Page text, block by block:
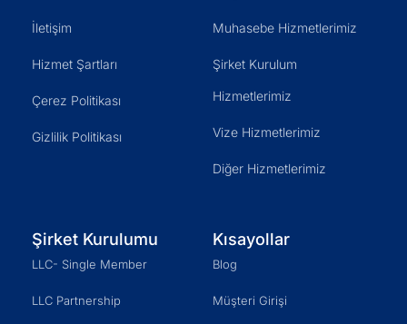
İletişim
Hizmet Şartları
Çerez Politikası
Gizlilik Politikası
Muhasebe Hizmetlerimiz
Şirket Kurulum
Hizmetlerimiz
Vize Hizmetlerimiz
Diğer Hizmetlerimiz
Şirket Kurulumu
LLC- Single Member
LLC Partnership
Kısayollar
Blog
Müşteri Girişi